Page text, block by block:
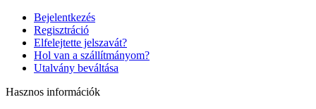
Bejelentkezés
Regisztráció
Elfelejtette jelszavát?
Hol van a szállítmányom?
Utalvány beváltása
Hasznos információk